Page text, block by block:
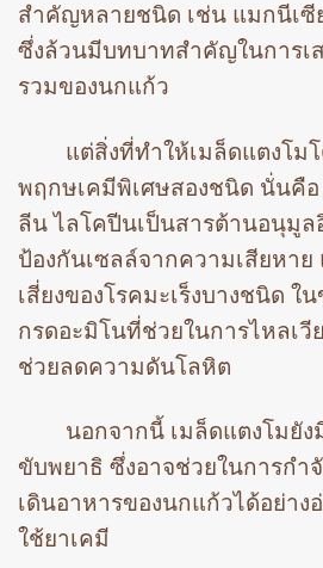
สำคัญหลายชนิด เช่น แมกนีเซี
ซึ่งล้วนมีบทบาทสำคัญในการเ
รวมของนกแก้ว
แต่สิ่งที่ทำให้เมล็ดแตงโม
พฤกษเคมีพิเศษสองชนิด นั่นคื
ลีน ไลโคปีนเป็นสารต้านอนุมูล
ป้องกันเซลล์จากความเสียหาย
เสี่ยงของโรคมะเร็งบางชนิด
กรดอะมิโนที่ช่วยในการไหลเวี
ช่วยลดความดันโลหิต
นอกจากนี้ เมล็ดแตงโมยั
ขับพยาธิ ซึ่งอาจช่วยในการกำ
เดินอาหารของนกแก้วได้อย่าง
ใช้ยาเคมี